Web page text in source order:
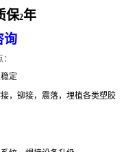
保2年
询
定
，铆接，震落，埋植各类塑胶